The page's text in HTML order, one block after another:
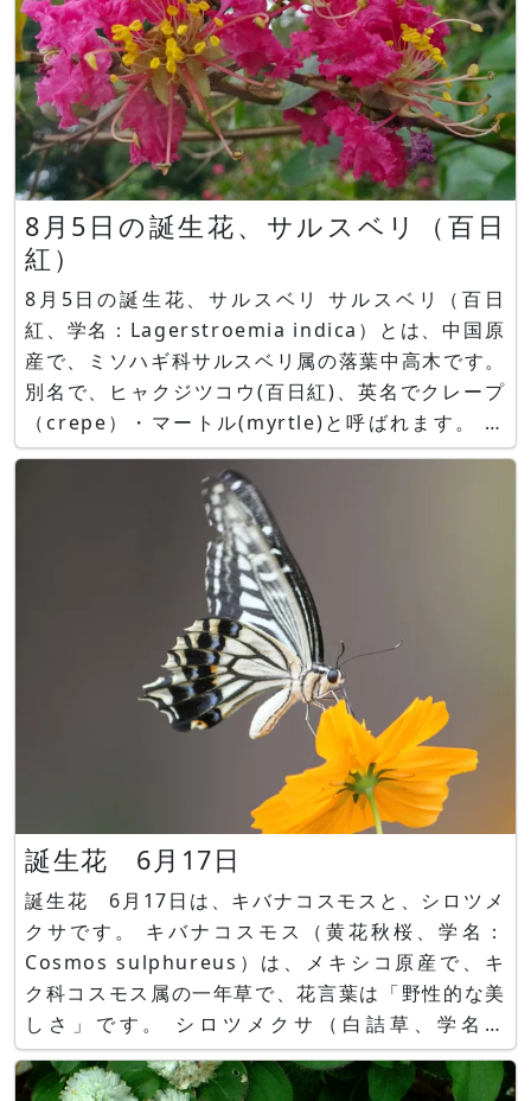
8月5日の誕生花、サルスベリ（百日
紅）
8月5日の誕生花、サルスベリ サルスベリ（百日
紅、学名：Lagerstroemia indica）とは、中国原
産で、ミソハギ科サルスベリ属の落葉中高木です。
別名で、ヒャクジツコウ(百日紅)、英名でクレープ
（crepe）・マートル(myrtle)と呼ばれます。 日
本へは江戸時代に伝来しました。 樹高は3～10 m
です。 樹皮は薄褐色〜赤褐色で薄く、樹はやや曲
がる性向があります。 葉は緑色ですが
誕生花 6月17日
誕生花 6月17日は、キバナコスモスと、シロツメ
クサです。 キバナコスモス（黄花秋桜、学名：
Cosmos sulphureus）は、メキシコ原産で、キ
ク科コスモス属の一年草で、花言葉は「野性的な美
しさ」です。 シロツメクサ（白詰草、学名：
Trifolium repens）は、欧州原産で、マメ科シャ
ジクソウ属の蔓性這性多年草で、花言葉は「幸運」